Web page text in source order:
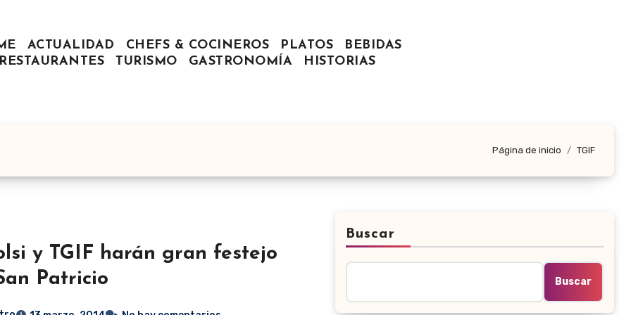
ACTUALIDAD CHEFS & COCINEROS PLATOS
BEBIDAS
RESTAURANTES
TURISMO GASTRONOMÍA HISTORIAS
Página de inicio TGIF
y TGIF harán gran festejo
Patricio
Buscar
Buscar